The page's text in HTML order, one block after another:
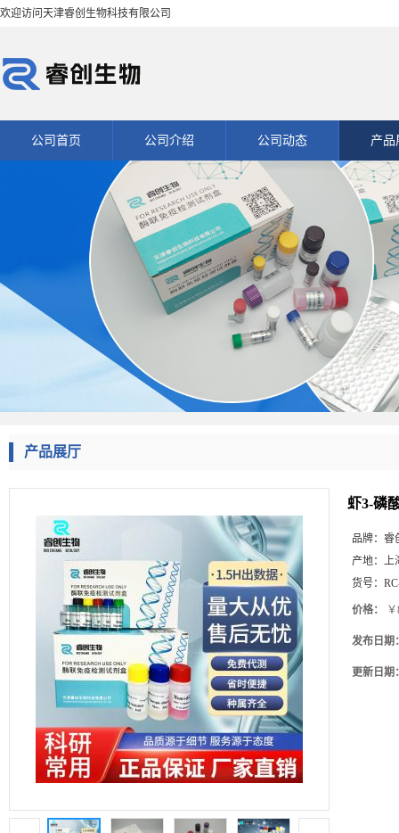
欢迎访问天津睿创生物科技有限公司
公司首页 公司介绍 公司动态 产品
产品展厅
虾3-磷
品牌： 睿
产地： 上
货号：
价格：
发布日期
更新日期